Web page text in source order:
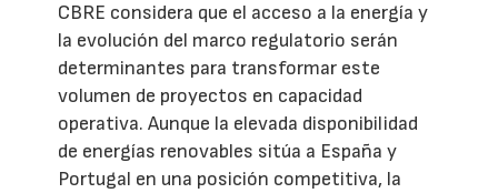
CBRE considera que el acceso a la energía y
la evolución del marco regulatorio serán
determinantes para transformar este
volumen de proyectos en capacidad
operativa. Aunque la elevada disponibilidad
de energías renovables sitúa a España y
Portugal en una posición competitiva, la